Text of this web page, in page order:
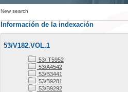
New search
Información de la indexación
53/V182.VOL.1
53/ T5952
53/A4542
53/B3441
53/B9281
53/B9292